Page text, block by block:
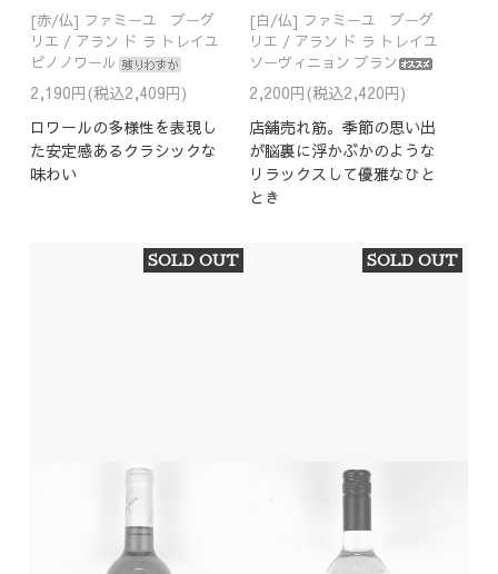
[赤/仏] ファミーユ ブーグ
リエ / アラン ド ラ トレイユ
ピノノワール
2,190円(税込2,409円)
ロワールの多様性を表現し
た安定感あるクラシックな
味わい
[白/仏] ファミーユ ブーグ
リエ / アラン ド ラ トレイユ
ソーヴィニョン ブラン
2,200円(税込2,420円)
店舗売れ筋。季節の思い出
が脳裏に浮かぶかのような
リラックスして優雅なひと
とき
SOLD OUT SOLD OUT